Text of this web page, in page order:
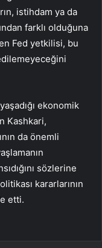
istihdam ya da
farklı olduğuna
Fed yetkilisi, bu
ekonomik
Kashkari,
da önemli
sözlerine
kararlarının
etti.